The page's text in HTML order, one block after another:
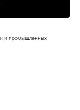
и промышленных